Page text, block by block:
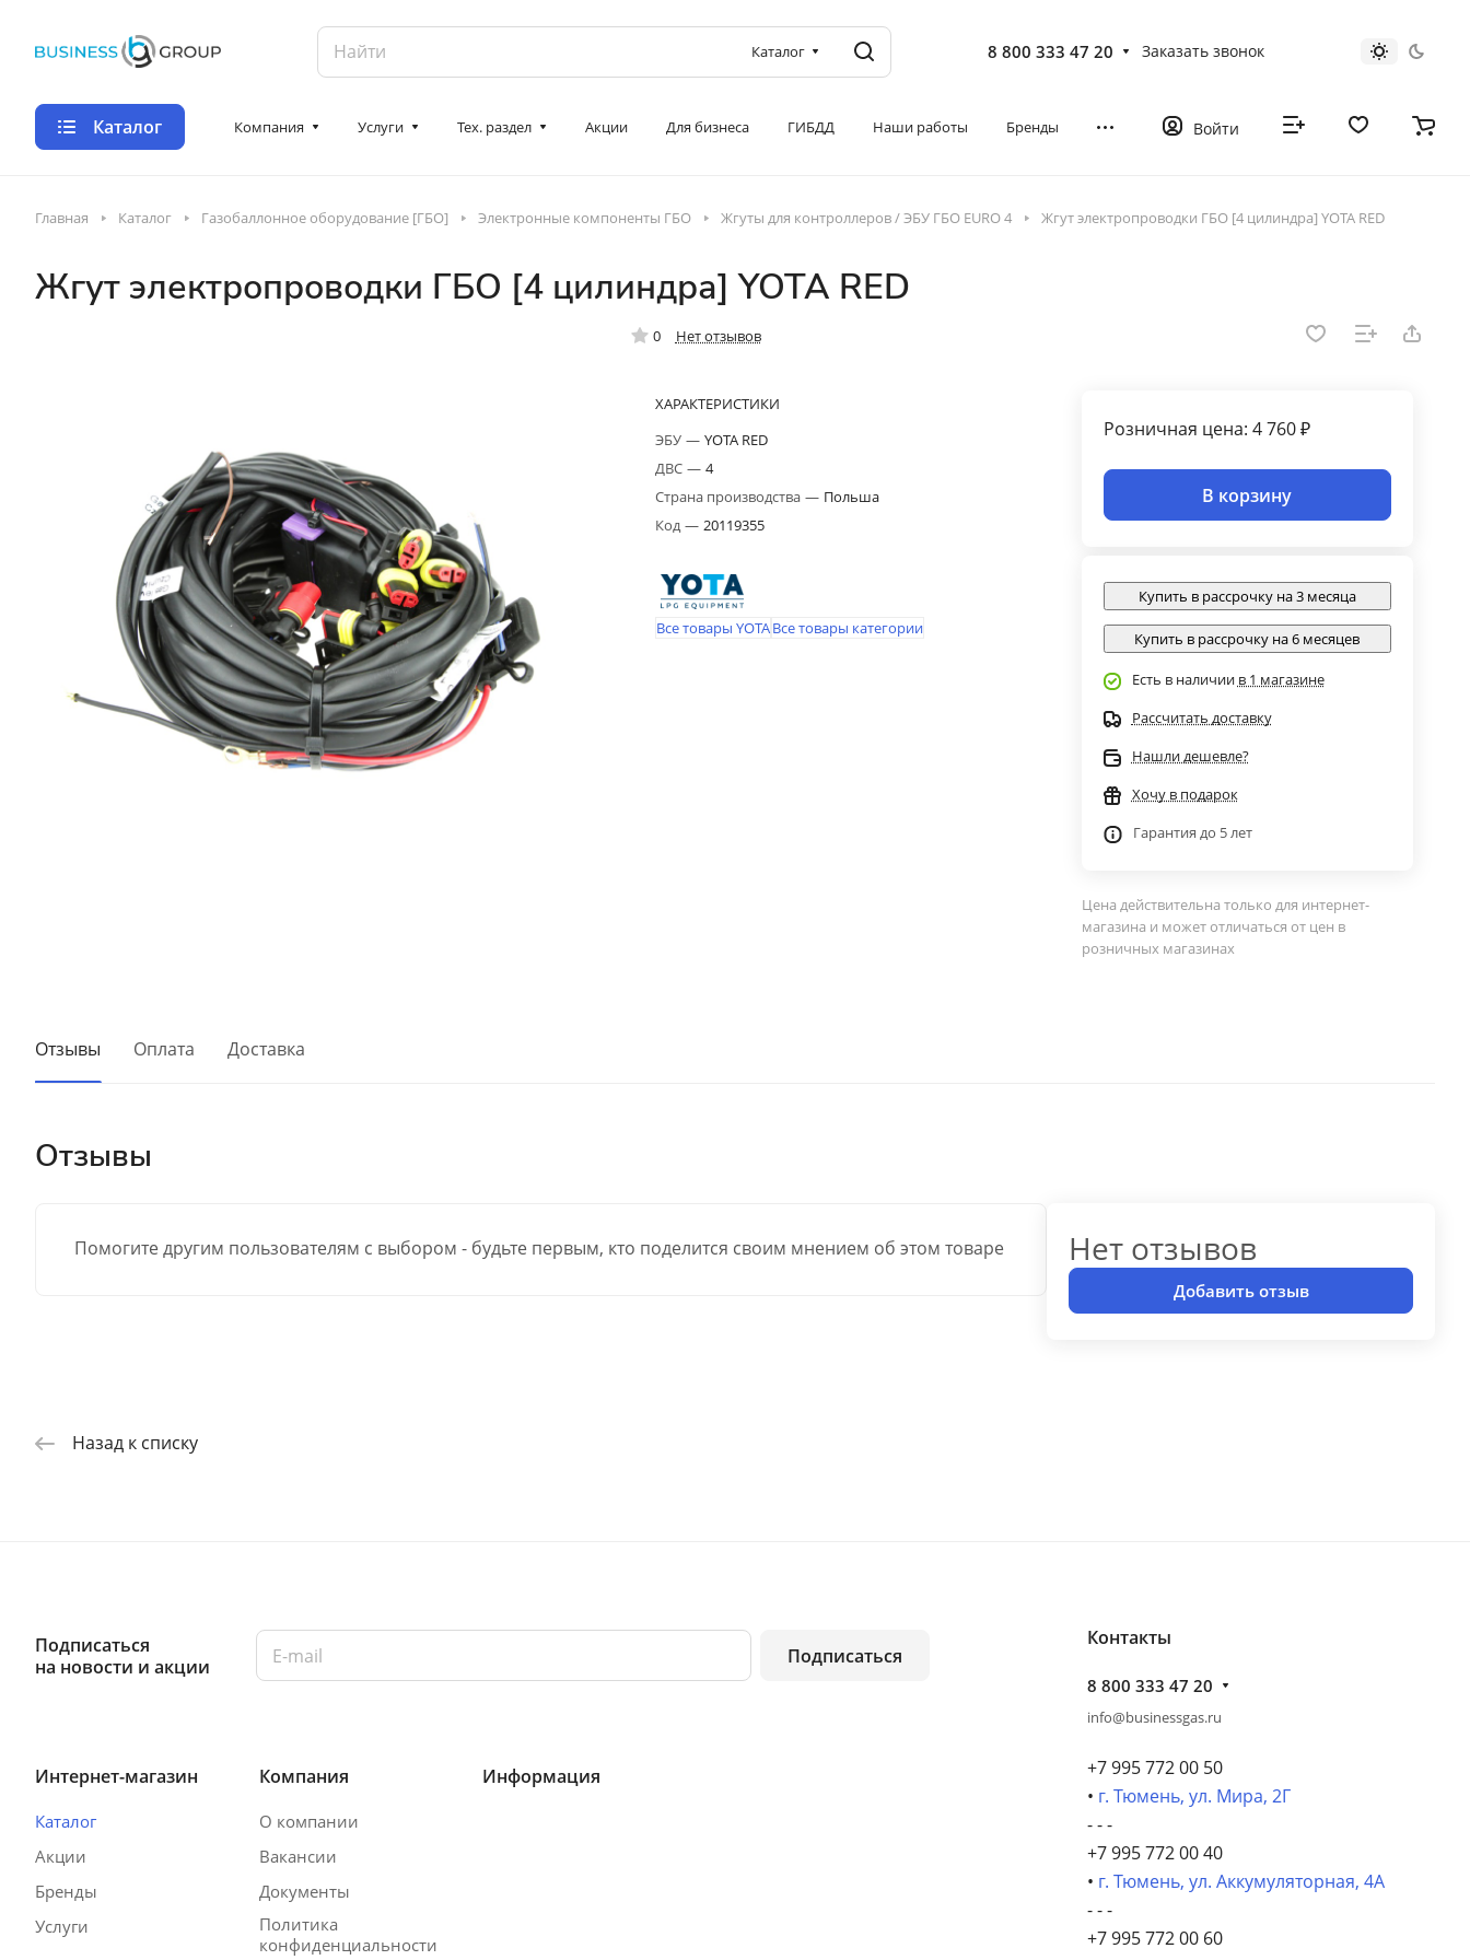
Каталог 8 800 333 47 20 Заказать звонок
Каталог Компания Услуги Тех. раздел Акции Для бизнеса ГИБДД Наши работы Бренды Войти
Главная Каталог Газобаллонное оборудование [ГБО] Электронные компоненты ГБО Жгуты для контроллеров / ЭБУ ГБО EURO 4 Жгут электропроводки ГБО [4 цилиндра] YOTA RED
Жгут электропроводки ГБО [4 цилиндра] YOTA RED
0 Нет отзывов
ХАРАКТЕРИСТИКИ
ЭБУ — YOTA RED
ДВС — 4
Страна производства — Польша
Код— 20119355
Все товары YOTAВсе товары категории
Розничная цена: 4 760 ₽
В корзину
Купить в рассрочку на 3 месяца
Купить в рассрочку на 6 месяцев
Есть в наличии в 1 магазине
Рассчитать доставку
Нашли дешевле?
Хочу в подарок
Гарантия до 5 лет
Цена действительна только для интернет-
магазина и может отличаться от цен в
розничных магазинах
Отзывы Оплата Доставка
Отзывы
Помогите другим пользователям с выбором - будьте первым, кто поделится своим мнением об этом товаре Нет отзывов
Добавить отзыв
Назад к списку
Подписаться
на новости и акции
Подписаться
Интернет-магазин
Каталог
Акции
Бренды
Услуги
Компания
О компании
Вакансии
Документы
Политика
конфиденциальности
Информация
Контакты
8 800 333 47 20
info@businessgas.ru
+7 995 772 00 50
• г. Тюмень, ул. Мира, 2Г
- - -
+7 995 772 00 40
• г. Тюмень, ул. Аккумуляторная, 4А
- - -
+7 995 772 00 60